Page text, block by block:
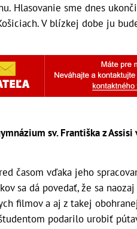
Hlasovanie sme dnes
V blízkej dobe ju
sv. Františka z Assisi
časom vďaka jeho
sa dá povedať, že sa
filmov a aj z takej
podarilo urobiť